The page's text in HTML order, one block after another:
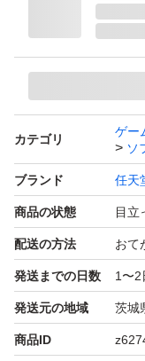
カテゴリ
ゲー
ソ
ブランド 任天
商品の状態 目立
配送の方法 おて
発送までの日数 1〜2
発送元の地域 茨城
商品ID